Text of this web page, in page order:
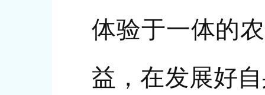
体验于一体的
益，在发展好